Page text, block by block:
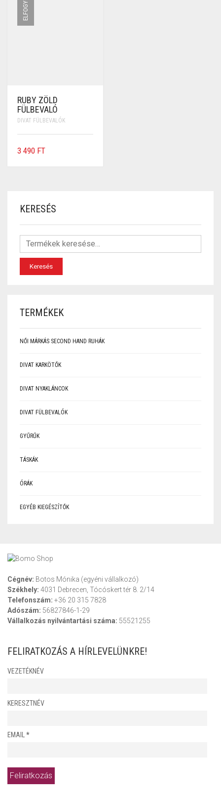
RUBY ZÖLD
FÜLBEVALÓ
DIVAT FÜLBEVALÓK
3 490 FT
KERESÉS
Keresés
TERMÉKEK
NŐI MÁRKÁS SECOND HAND RUHÁK
DIVAT KARKÖTŐK
DIVAT NYAKLÁNCOK
DIVAT FÜLBEVALÓK
GYŰRŰK
TÁSKÁK
ÓRÁK
EGYÉB KIEGÉSZÍTŐK
Cégnév: Botos Mónika (egyéni vállalkozó)
Székhely: 4031 Debrecen, Tócóskert tér 8. 2/14
Telefonszám: +36 20 315 7828
Adószám: 56827846-1-29
Vállalkozás nyilvántartási száma: 55521255
FELIRATKOZÁS A HÍRLEVELÜNKRE!
VEZETÉKNÉV
KERESZTNÉV
EMAIL *